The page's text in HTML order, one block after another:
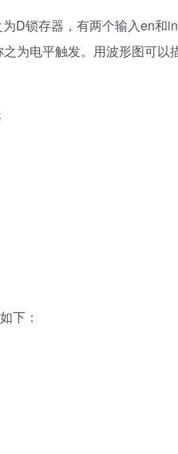
锁存器，有两个输入en和
为电平触发。用波形图可以
下：